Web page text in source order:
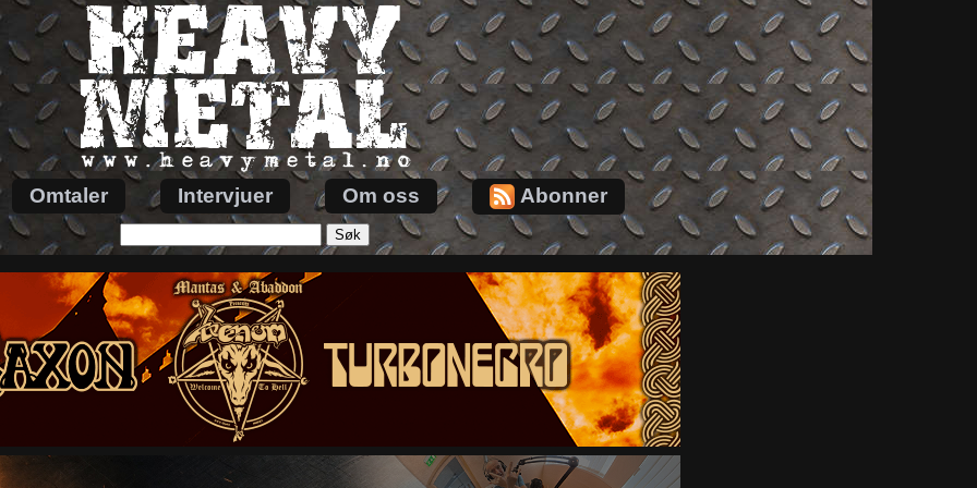
Omtaler Intervjuer Om oss Abonner
etter: